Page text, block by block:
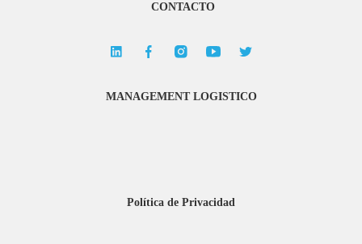
CONTACTO
MANAGEMENT LOGISTICO
Política de Privacidad